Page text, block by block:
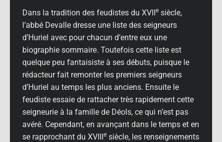
Dans la tradition des feudistes du XVIIe siècle,
l’abbé Devalle dresse une liste des seigneurs
d’Huriel avec pour chacun d’entre eux une
biographie sommaire. Toutefois cette liste est
quelque peu fantaisiste à ses débuts, puisque le
rédacteur fait remonter les premiers seigneurs
d’Huriel au temps les plus anciens. Ensuite le
feudiste essaie de rattacher très rapidement cette
seigneurie à la famille de Déols, ce qui n’est pas
avéré. Cependant, en avançant dans le temps et en
se rapprochant du XVIIIe siècle, les renseignements